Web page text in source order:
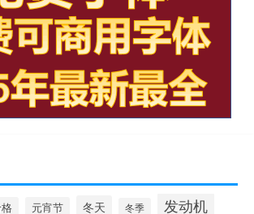
元宵节 冬天 冬季 发动机